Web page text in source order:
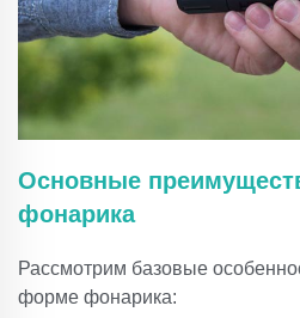
Основные
фонарика
Рассмотрим базовые
форме фонарика: